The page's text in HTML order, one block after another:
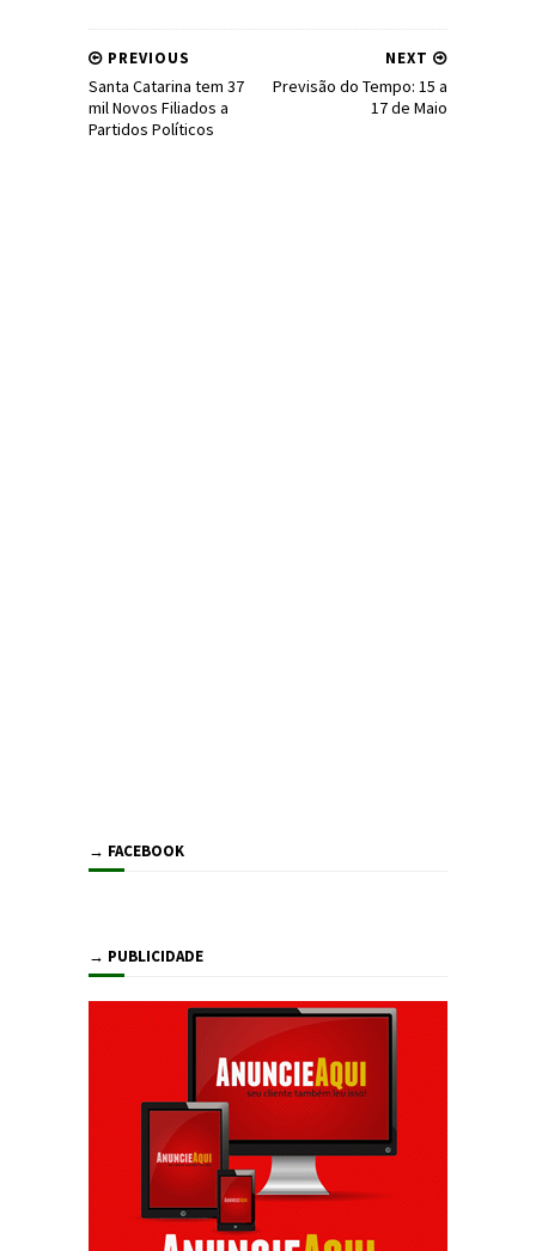
NEXT
Previsão do Tempo: 15 a
17 de Maio
PREVIOUS
Santa Catarina tem 37
mil Novos Filiados a
Partidos Políticos
→ FACEBOOK
→ PUBLICIDADE